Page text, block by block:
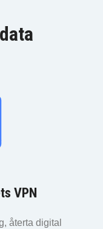
VPN
återta digital